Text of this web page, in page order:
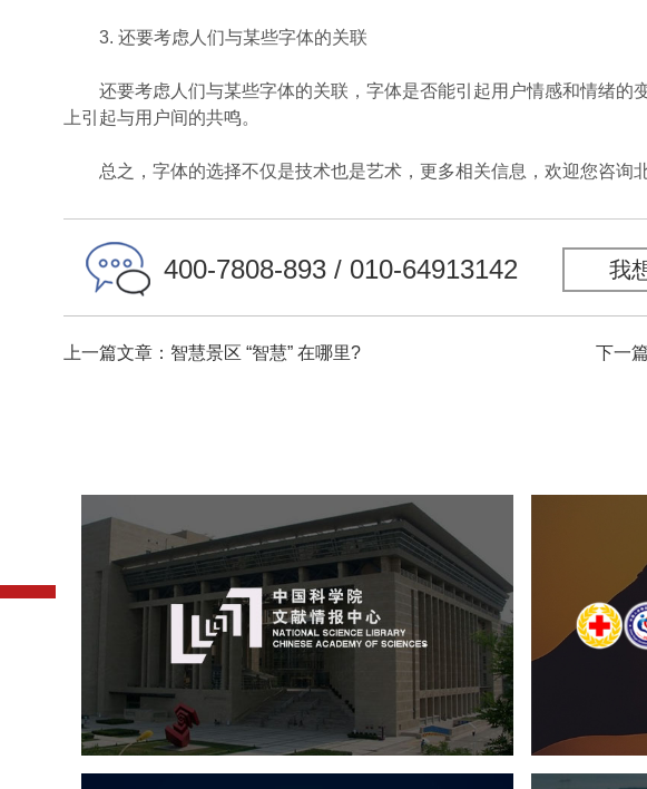
3. 还要考虑人们与某些字体的关联
还要考虑人们与某些字体的关联，字体是否能引起用户情感和情绪的
上引起与用户间的共鸣。
总之，字体的选择不仅是技术也是艺术，更多相关信息，欢迎您咨询
400-7808-893 / 010-64913142 我
上一篇文章：智慧景区 “智慧” 在哪里? 下一
中国科学院文献情报中心
机构组织 网站建设
虚拟展厅
博物馆展厅设计
数字博物馆建设
展厅空间设计
北京展厅设计
产品展厅设计
企业展厅设计
公司展厅设计
中国